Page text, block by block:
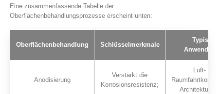
Eine zusammenfassende Tabelle der
Oberflächenbehandlungsprozesse erscheint unten:
Oberflächenbehandlung Schlüsselmerkmale
Anodisierung
Verstärkt die
Korrosionsresistenz;
Luft- und